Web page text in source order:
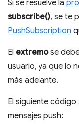
Si se resuelve la
subscribe(), se te
PushSubscription
El extremose
usuario, ya que lo
más adelante.
El siguiente
mensajes push: